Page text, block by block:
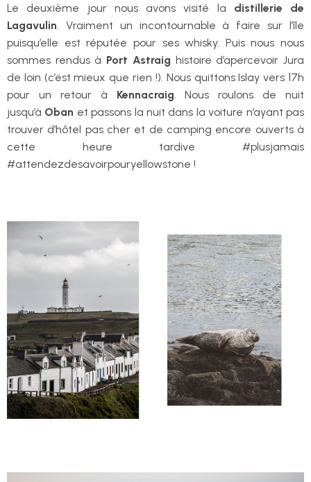
Le deuxième jour nous avons visité la distillerie de
Lagavulin . Vraiment un incontournable à faire sur l’île
puisqu’elle est réputée pour ses whisky. Puis nous nous
sommes rendus à Port Astraig histoire d’apercevoir Jura
de loin (c’est mieux que rien !). Nous quittons Islay vers 17h
pour un retour à Kennacraig . Nous roulons de nuit
jusqu’à Oban et passons la nuit dans la voiture n’ayant pas
trouver d’hôtel pas cher et de camping encore ouverts à
cette heure tardive #plusjamais
#attendezdesavoirpouryellowstone !